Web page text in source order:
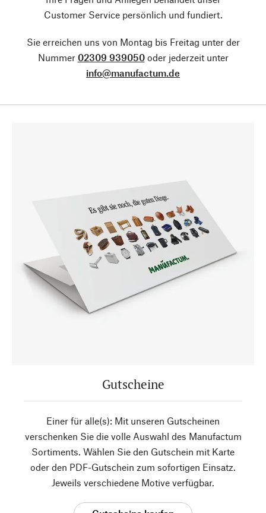
Customer Service persönlich und fundiert.
Sie erreichen uns von Montag bis Freitag unter der
Nummer 02309 939050oder jederzeit unter
info@manufactum.de
Gutscheine
Einer für alle(s): Mit unseren Gutscheinen
verschenken Sie die volle Auswahl des Manufactum
Sortiments. Wählen Sie den Gutschein mit Karte
oder den PDF-Gutschein zum sofortigen Einsatz.
Jeweils verschiedene Motive verfügbar.